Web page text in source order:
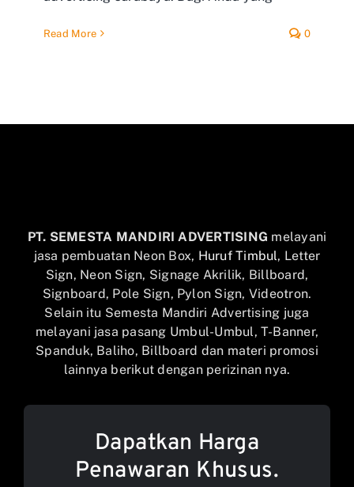
Read More 0
PT. SEMESTA MANDIRI ADVERTISING melayani
jasa pembuatan Neon Box, Huruf Timbul, Letter
Sign, Neon Sign, Signage Akrilik, Billboard,
Signboard, Pole Sign, Pylon Sign, Videotron.
Selain itu Semesta Mandiri Advertising juga
melayani jasa pasang Umbul-Umbul, T-Banner,
Spanduk, Baliho, Billboard dan materi promosi
lainnya berikut dengan perizinan nya.
Dapatkan Harga
Penawaran Khusus.